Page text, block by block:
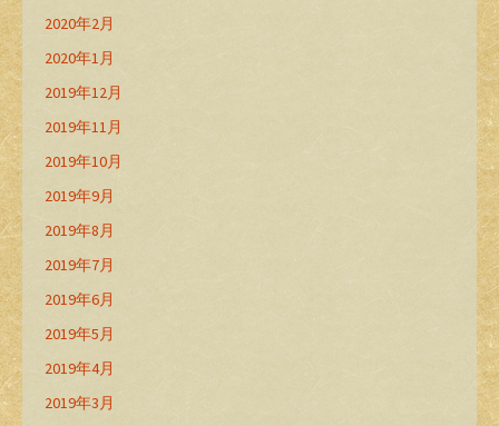
2020年2月
2020年1月
2019年12月
2019年11月
2019年10月
2019年9月
2019年8月
2019年7月
2019年6月
2019年5月
2019年4月
2019年3月